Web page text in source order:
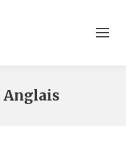
Anglais